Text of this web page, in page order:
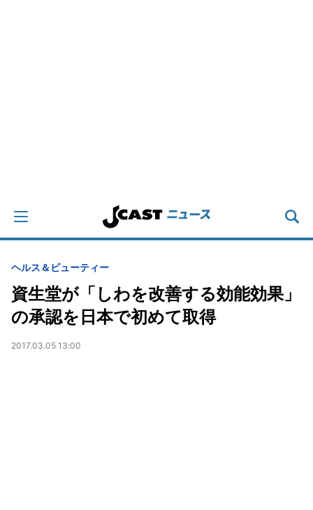
ヘルス＆ビューティー
資生堂が「しわを改善する効能効果」
の承認を日本で初めて取得
2017.03.05 13:00